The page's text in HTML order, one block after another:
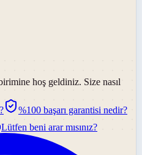
hoş geldiniz. Size nasıl
%100 başarı garantisi nedir?
Lütfen beni arar mısınız?